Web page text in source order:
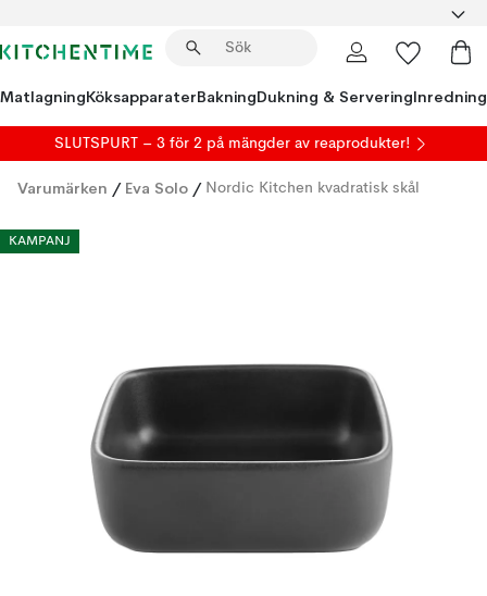
MatlagningKöksapparaterBakningDukning & ServeringInredning
SLUTSPURT – 3 för 2 på mängder av reaprodukter!
Varumärken / Eva Solo / Nordic Kitchen kvadratisk skål
KAMPANJ